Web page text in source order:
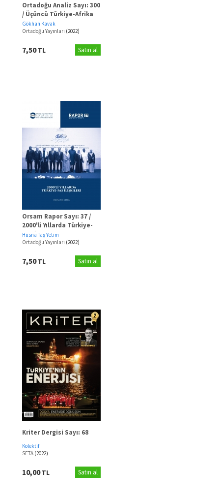
Ortadoğu Analiz Sayı: 300
/ Üçüncü Türkiye-Afrika
Ortaklık Zirvesi
Gökhan Kavak
Ortadoğu Yayınları (2022)
7,50TL Satın al
Orsam Rapor Sayı: 37 /
2000'li Yıllarda Türkiye-
Fas İlişkileri
Hüsna Taş Yetim
Ortadoğu Yayınları (2022)
7,50TL Satın al
Kriter Dergisi Sayı: 68
Kolektif
SETA (2022)
10,00TL Satın al